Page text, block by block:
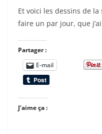
Et voici les dessins de
faire un par jour, que
Partager :
E-mail
J’aime ça :